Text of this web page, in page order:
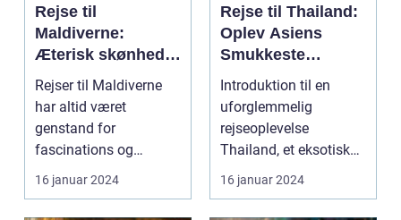
Rejse til
Maldiverne:
Æterisk skønhed
og eventyrlystens
paradis
Rejser til Maldiverne
har altid været
genstand for
fascinations og
beundring. Med sin
betagende natu...
16 januar 2024
Rejse til Thailand:
Oplev Asiens
Smukkeste
Rejsemål
Introduktion til en
uforglemmelig
rejseoplevelse
Thailand, et eksotisk
land med sine smukke
strande...
16 januar 2024